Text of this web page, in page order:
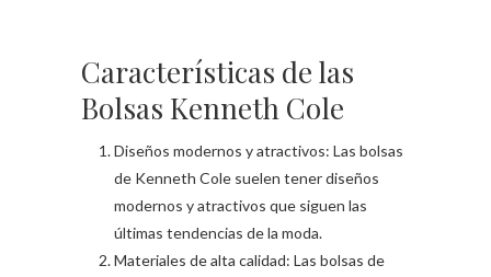
Características de las
Bolsas Kenneth Cole
Diseños modernos y atractivos: Las bolsas
de Kenneth Cole suelen tener diseños
modernos y atractivos que siguen las
últimas tendencias de la moda.
Materiales de alta calidad: Las bolsas de